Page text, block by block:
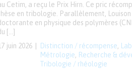
juin 2026 Distinction / récompense
Métrologie
Recherche &
Tribologie / rhéologie
Cetim, a reçu le Prix Hirn. Ce pric
en tribologie. Parallèlement, Louison
en physique des polymères
[…]